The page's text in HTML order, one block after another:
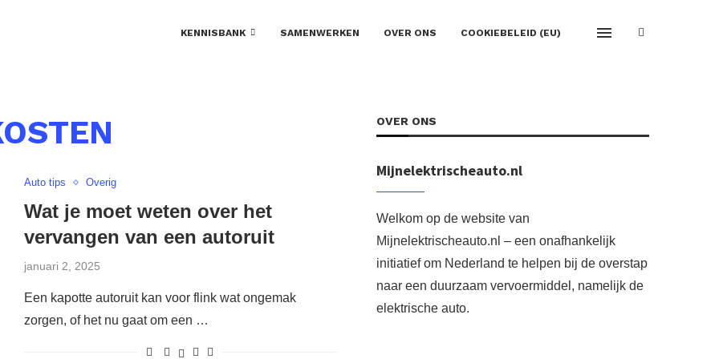
KENNISBANK SAMENWERKEN OVER ONS COOKIEBELEID (EU)
Auto tips Overig
Wat je moet weten over het
vervangen van een autoruit
januari 2, 2025
Een kapotte autoruit kan voor flink wat ongemak
zorgen, of het nu gaat om een …
OVER ONS
Mijnelektrischeauto.nl
Welkom op de website van
Mijnelektrischeauto.nl – een onafhankelijk
initiatief om Nederland te helpen bij de overstap
naar een duurzaam vervoermiddel, namelijk de
elektrische auto.